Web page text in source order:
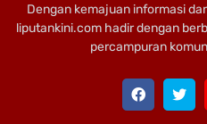
Dengan kemajuan informasi
liputankini.com hadir dengan
percampuran